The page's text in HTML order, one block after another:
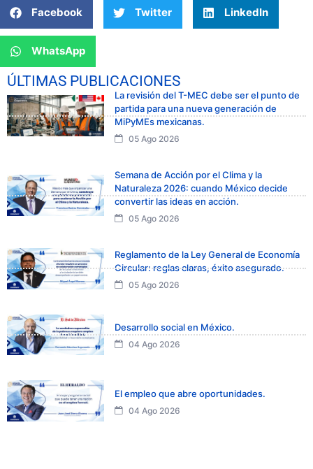
Facebook Twitter LinkedIn
WhatsApp
ÚLTIMAS PUBLICACIONES
La revisión del T-MEC debe ser el punto de
partida para una nueva generación de
MiPyMEs mexicanas.
05 Ago 2026
Semana de Acción por el Clima y la
Naturaleza 2026: cuando México decide
convertir las ideas en acción.
05 Ago 2026
Reglamento de la Ley General de Economía
Circular: reglas claras, éxito asegurado.
05 Ago 2026
Desarrollo social en México.
04 Ago 2026
El empleo que abre oportunidades.
04 Ago 2026